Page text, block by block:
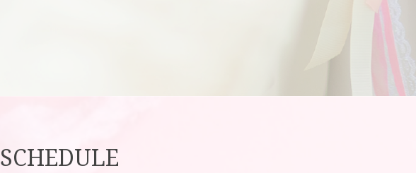
SCHEDULE